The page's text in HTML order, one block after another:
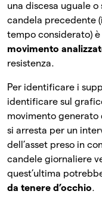
una discesa uguale
candela precedente
tempo considerato)
movimento
resistenza.
Per identificare i
identificare sul
movimento generato
si arresta per un
dell’asset preso in
candele giornaliere
quest’ultima
da tenere d’occhio.